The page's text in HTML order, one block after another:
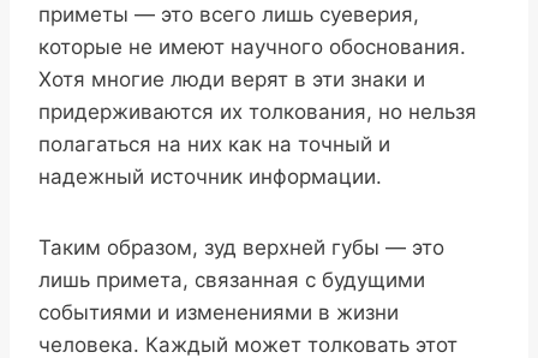
приметы — это всего лишь суеверия,
которые не имеют научного обоснования.
Хотя многие люди верят в эти знаки и
придерживаются их толкования, но нельзя
полагаться на них как на точный и
надежный источник информации.
Таким образом, зуд верхней губы — это
лишь примета, связанная с будущими
событиями и изменениями в жизни
человека. Каждый может толковать этот